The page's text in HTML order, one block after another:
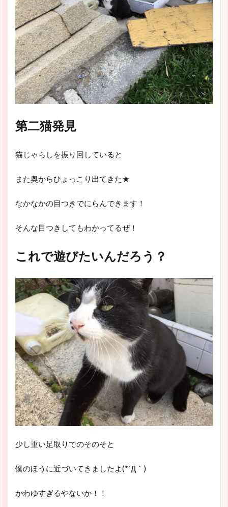
第二猫発見
猫じゃらしを振り回していると
また奥からひょっこり出てきた★
なかなかの目つきでにらんできます！
そんな目つきしてもわかってるぜ！
これで遊びたいんだろう？
少し重い足取りでのそのそと
僕のほうに近づいてきましたよ(*´Д｀)
かわゆすぎるやないか！！